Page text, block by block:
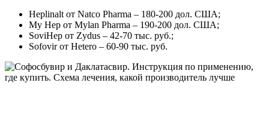
Heplinalt от Natco Pharma – 180-200 дол. США;
My Hep от Mylan Pharma – 190-200 дол. США;
SoviHep от Zydus – 42-70 тыс. руб.;
Sofovir от Hetero – 60-90 тыс. руб.